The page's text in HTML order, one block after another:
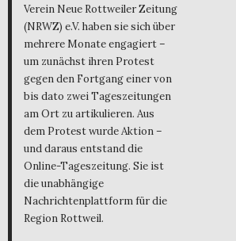
Verein Neue Rottweiler Zeitung
(NRWZ) e.V. haben sie sich über
mehrere Monate engagiert –
um zunächst ihren Protest
gegen den Fortgang einer von
bis dato zwei Tageszeitungen
am Ort zu artikulieren. Aus
dem Protest wurde Aktion –
und daraus entstand die
Online-Tageszeitung. Sie ist
die unabhängige
Nachrichtenplattform für die
Region Rottweil.